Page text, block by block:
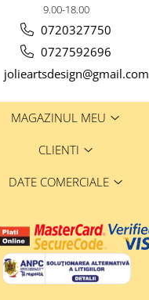
9.00-18.00
0720327750
0727592696
jolieartsdesign@gmail.com
MAGAZINUL MEU
CLIENTI
DATE COMERCIALE